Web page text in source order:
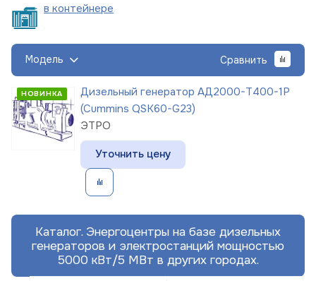
в контейнере
Модель Сравнить
НОВИНКА
Дизельный генератор АД2000-Т400-1Р
(Cummins QSK60-G23)
ЭТРО
Уточнить цену
Каталог. Энергоцентры на базе дизельных
генераторов и электростанций мощностью
5000 кВт/5 МВт в других городах.